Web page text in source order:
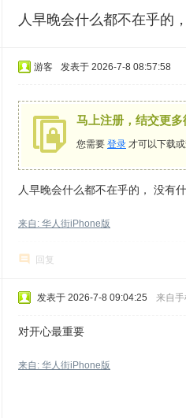
人早晚会什么都不在乎的
游客 发表于 2026-7-8 08:57:58
马上注册，结交更多
您需要 登录 才可以下载
人早晚会什么都不在乎的， 没有
来自: 华人街iPhone版
回复
发表于 2026-7-8 09:04:25 来自
对开心最重要
来自: 华人街iPhone版